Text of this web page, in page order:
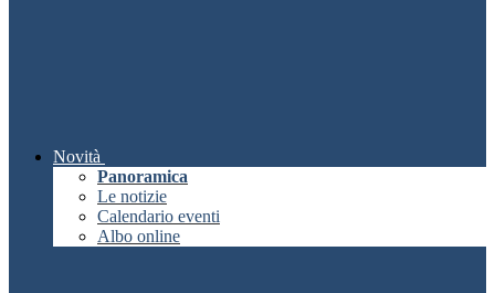
Novità
Panoramica
Le notizie
Calendario eventi
Albo online